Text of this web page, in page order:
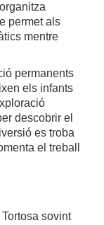
permet als
mentre
permanents
els infants
descobrir el
es troba
el treball
sovint